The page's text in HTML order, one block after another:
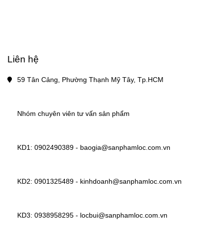
Liên hệ
59 Tân Cảng, Phường Thạnh Mỹ Tây, Tp.HCM
Nhóm chuyên viên tư vấn sản phẩm
KD1: 0902490389 - baogia@sanphamloc.com.vn
KD2: 0901325489 - kinhdoanh@sanphamloc.com.vn
KD3: 0938958295 - locbui@sanphamloc.com.vn